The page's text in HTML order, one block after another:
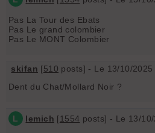
Pas La Tour des Ebats
Pas Le grand colombier
Pas Le MONT Colombier
skifan [510 posts] - Le 13/10/2025
Dent du Chat/Mollard Noir ?
L lemich [1554 posts] - Le 13/